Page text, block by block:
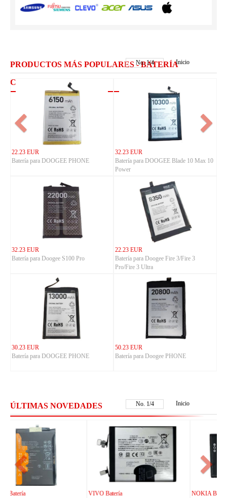
PRODUCTOS MÁS POPULARES - BATERÍA
CIPHERLAB
No.1/4 Inicio
22.23 EUR
Batería para DOOGEE PHONE
32.23 EUR
Batería para DOOGEE Blade 10 Max 10
Power
32.23 EUR
Batería para Doogee S100 Pro
22.23 EUR
Batería para Doogee Fire 3/Fire 3
Pro/Fire 3 Ultra
30.23 EUR
Batería para DOOGEE PHONE
50.23 EUR
Batería para Doogee PHONE
ÚLTIMAS NOVEDADES No. 2/4 Inicio
NOKIA Batería
ASUS Batería